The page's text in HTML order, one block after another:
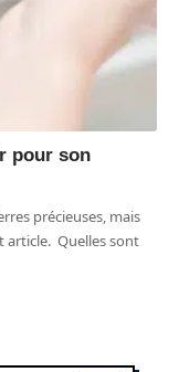
pour son
précieuses, mais
article. Quelles sont